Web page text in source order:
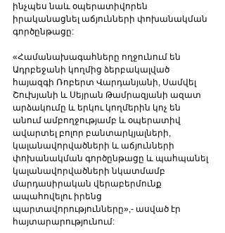
ինչպես նաև օպերատիվորեն
իրականացնել աճյունների փոխանակման
գործընթացը:
«Համանախագահները ողջունում են
Ադրբեջանի կողմից ձերբակալված
հայազգի Ռոբերտ Վարդանյանի, Սամվել
Շուխյանի և Սեյրան Թամրազյանի ազատ
արձակումը և երկու կողմերին կոչ են
անում ամբողջությամբ և օպերատիվ
ավարտել բոլոր բանտարկյալների,
կալանավորվածների և աճյունների
փոխանակման գործընթացը և պահպանել
կալանավորվածների նկատմամբ
մարդասիրական վերաբերմունք
ապահովելու իրենց
պարտավորությունները»,- ասված էր
հայտարարությունում: